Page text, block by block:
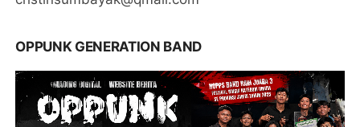
OPPUNK GENERATION BAND